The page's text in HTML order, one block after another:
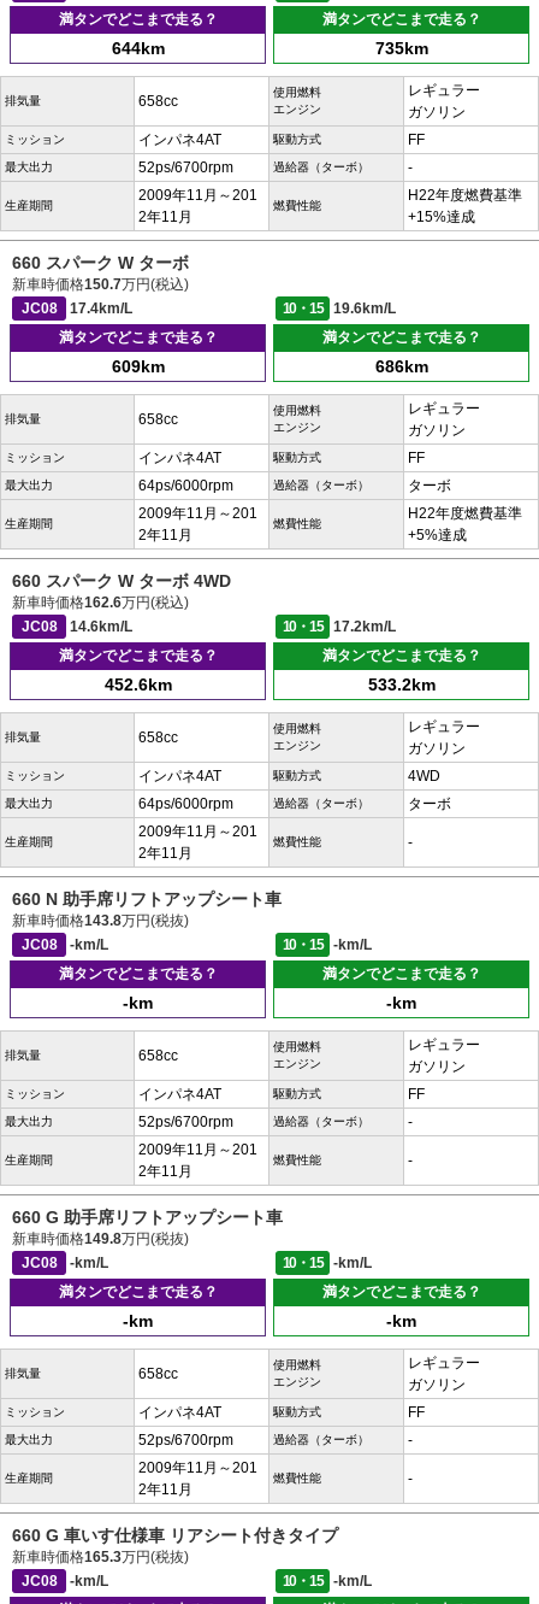
満タンでどこまで走る？
644km
満タンでどこまで走る？
735km
排気量 658cc
使用燃料
エンジン
レギュラー
ガソリン
ミッション インパネ4AT 駆動方式 FF
最大出力 52ps/6700rpm 過給器（ターボ） -
生産期間
2009年11月～201
2年11月
燃費性能
H22年度燃費基準
+15%達成
660 スパーク W ターボ
新車時価格150.7万円(税込)
JC08
17.4km/L 10・15
19.6km/L
満タンでどこまで走る？
609km
満タンでどこまで走る？
686km
排気量 658cc
使用燃料
エンジン
レギュラー
ガソリン
ミッション インパネ4AT 駆動方式 FF
最大出力 64ps/6000rpm 過給器（ターボ） ターボ
生産期間
2009年11月～201
2年11月
燃費性能
H22年度燃費基準
+5%達成
660 スパーク W ターボ 4WD
新車時価格162.6万円(税込)
JC08
14.6km/L 10・15
17.2km/L
満タンでどこまで走る？
452.6km
満タンでどこまで走る？
533.2km
排気量 658cc
使用燃料
エンジン
レギュラー
ガソリン
ミッション インパネ4AT 駆動方式 4WD
最大出力 64ps/6000rpm 過給器（ターボ） ターボ
生産期間
2009年11月～201
2年11月
燃費性能 -
660 N 助手席リフトアップシート車
新車時価格143.8万円(税抜)
JC08
-km/L 10・15
-km/L
満タンでどこまで走る？
-km
満タンでどこまで走る？
-km
排気量 658cc
使用燃料
エンジン
レギュラー
ガソリン
ミッション インパネ4AT 駆動方式 FF
最大出力 52ps/6700rpm 過給器（ターボ） -
生産期間
2009年11月～201
2年11月
燃費性能 -
660 G 助手席リフトアップシート車
新車時価格149.8万円(税抜)
JC08
-km/L 10・15
-km/L
満タンでどこまで走る？
-km
満タンでどこまで走る？
-km
排気量 658cc
使用燃料
エンジン
レギュラー
ガソリン
ミッション インパネ4AT 駆動方式 FF
最大出力 52ps/6700rpm 過給器（ターボ） -
生産期間
2009年11月～201
2年11月
燃費性能 -
660 G 車いす仕様車 リアシート付きタイプ
新車時価格165.3万円(税抜)
JC08
-km/L 10・15
-km/L